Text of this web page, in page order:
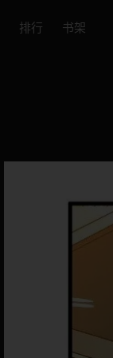
排行 书架